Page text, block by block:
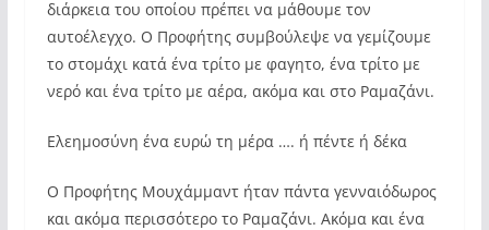
διάρκεια του οποίου πρέπει να μάθουμε τον
αυτοέλεγχο. Ο Προφήτης συμβούλεψε να γεμίζουμε
το στομάχι κατά ένα τρίτο με φαγητο, ένα τρίτο με
νερό και ένα τρίτο με αέρα, ακόμα και στο Ραμαζάνι.
Ελεημοσύνη ένα ευρώ τη μέρα …. ή πέντε ή δέκα
Ο Προφήτης Μουχάμμαντ ήταν πάντα γενναιόδωρος
και ακόμα περισσότερο το Ραμαζάνι. Ακόμα και ένα